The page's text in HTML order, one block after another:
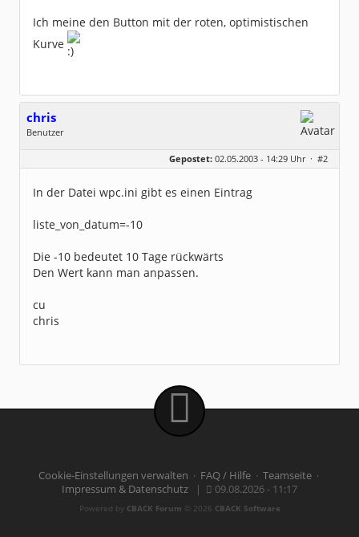
Ich meine den Button mit der roten, optimistischen
Kurve
chris
Benutzer
Dabei seit:
05 / 2003
Gepostet: 02.05.2003 - 14:29 Uhr · #2
In der Datei wpc.ini gibt es einen Eintrag
liste_von_datum=-10
Die -10 bedeutet 10 Tage rückwärts
Den Wert kann man anpassen.
cu
chris
Cookie-Einstellungen verwalten · FAQ / Hilfe· Teamseite·
Impressum & Datenschutz | 09.08.2026 - 11:17
Powered by CBACK Forum © 2026 CBACK Software